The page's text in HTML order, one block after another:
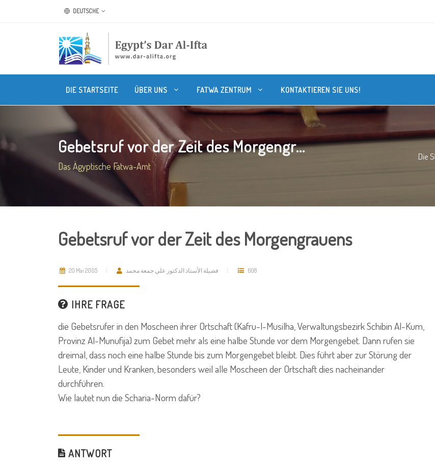
DEUTSCHE
DIE STARTSEITE ÜBER UNS FATWA ZENTRUM KONTAKTIEREN SIE UNS!
Gebetsruf vor der Zeit des Morgengr...
Das Ägyptische Fatwa-Amt
Die
Gebetsruf vor der Zeit des Morgengrauens
20 Mai 2005 فضيلة الأستاذ الدكتور علي جمعة محمد 608
IHRE FRAGE
die Gebetsrufer in den Moscheen ihrer Ortschaft (Kafru-l-Musilha, Verwaltungsbezirk Schibin Al-Kum,
Provinz Al-Munufija) zum Gebet mehr als eine halbe Stunde vor dem Morgengebet. Dann rufen sie
dreimal, dass noch eine halbe Stunde bis zum Morgengebet bleibt. Dies führt aber zur Störung der
Leute, Kinder und Kranken, besonders weil alle Moscheen der Ortschaft dies nacheinander
durchführen.
Wie lautet nun die Scharia-Norm dafür?
ANTWORT